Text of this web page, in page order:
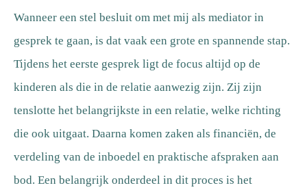
Wanneer een stel besluit om met mij als mediator in
gesprek te gaan, is dat vaak een grote en spannende stap.
Tijdens het eerste gesprek ligt de focus altijd op de
kinderen als die in de relatie aanwezig zijn. Zij zijn
tenslotte het belangrijkste in een relatie, welke richting
die ook uitgaat. Daarna komen zaken als financiën, de
verdeling van de inboedel en praktische afspraken aan
bod. Een belangrijk onderdeel in dit proces is het